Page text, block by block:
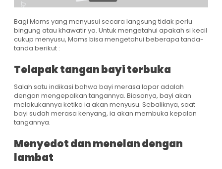
Bagi Moms yang menyusui secara langsung tidak perlu
bingung atau khawatir ya. Untuk mengetahui apakah si kecil
cukup menyusu, Moms bisa mengetahui beberapa tanda-
tanda berikut :
Telapak tangan bayi terbuka
Salah satu indikasi bahwa bayi merasa lapar adalah
dengan mengepalkan tangannya. Biasanya, bayi akan
melakukannya ketika ia akan menyusu. Sebaliknya, saat
bayi sudah merasa kenyang, ia akan membuka kepalan
tangannya.
Menyedot dan menelan dengan
lambat